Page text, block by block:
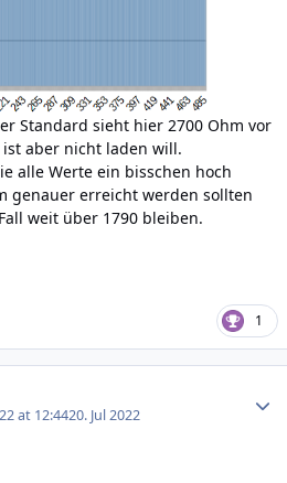
Standard sieht hier 2700 Ohm vor
aber nicht laden will.
alle Werte ein bisschen hoch
genauer erreicht werden sollten
weit über 1790 bleiben.
1
at 12:4420. Jul 2022